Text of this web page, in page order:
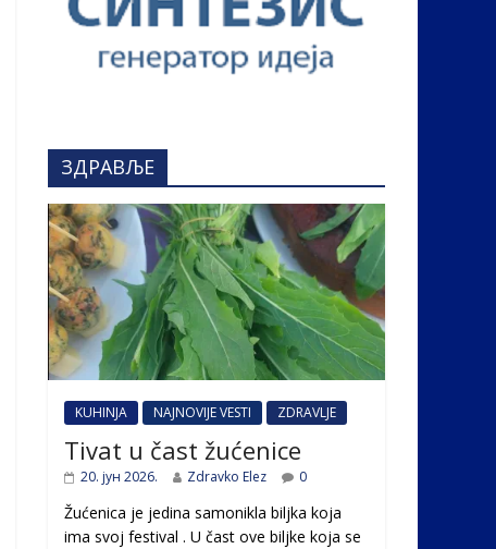
ЗДРАВЉЕ
KUHINJA NAJNOVIJE VESTI ZDRAVLJE
Tivat u čast žućenice
20. јун 2026. Zdravko Elez 0
Žućenica je jedina samonikla biljka koja
ima svoj festival . U čast ovе biljke koja se